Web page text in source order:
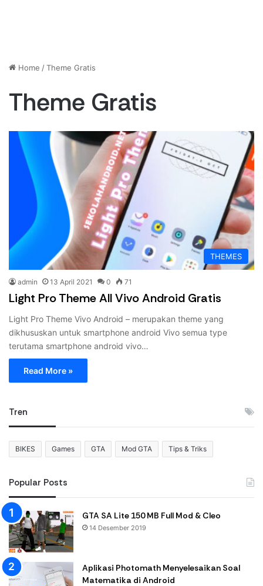
Home /Theme Gratis
Theme Gratis
THEMES
admin 13 April 2021 0 71
Light Pro Theme All Vivo Android Gratis
Light Pro Theme Vivo Android – merupakan theme yang
dikhususkan untuk smartphone android Vivo semua type
terutama smartphone android vivo…
Read More »
Tren
BIKES Games GTA Mod GTA Tips & Triks
Popular Posts
GTA SA Lite 150 MB Full Mod & Cleo
14 Desember 2019
Aplikasi Photomath Menyelesaikan Soal
Matematika di Android